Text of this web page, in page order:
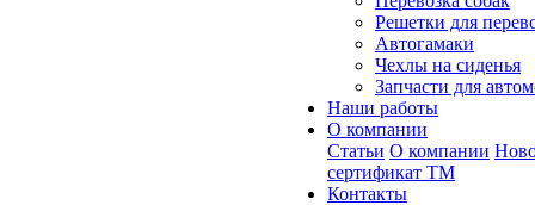
Решетки для
Автогамаки
Чехлы на сиденья
Запчасти для
Наши работы
О компании
Статьи О компании
сертификат ТМ
Контакты